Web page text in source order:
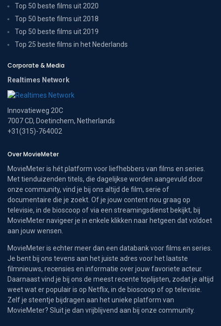
Top 50 beste films uit 2020
Top 50 beste films uit 2018
Top 50 beste films uit 2019
Top 25 beste films in het Nederlands
Corporate & Media
Realtimes Network
Innovatieweg 20C
7007 CD, Doetinchem, Netherlands
+31(315)-764002
Over MovieMeter
MovieMeter is hét platform voor liefhebbers van films en series.
Met tienduizenden titels, die dagelijkse worden aangevuld door
onze community, vind je bij ons altijd de film, serie of
documentaire die je zoekt. Of je jouw content nou graag op
televisie, in de bioscoop of via een streamingsdienst bekijkt, bij
MovieMeter navigeer je in enkele klikken naar hetgeen dat voldoet
aan jouw wensen.
MovieMeter is echter meer dan een databank voor films en series.
Je bent bij ons tevens aan het juiste adres voor het laatste
filmnieuws, recensies en informatie over jouw favoriete acteur.
Daarnaast vind je bij ons de meest recente toplijsten, zodat je altijd
weet wat er populair is op Netflix, in de bioscoop of op televisie.
Zelf je steentje bijdragen aan het unieke platform van
MovieMeter? Sluit je dan vrijblijvend aan bij onze community.